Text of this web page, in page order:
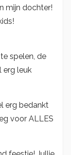
mijn dochter!
spelen, de
erg leuk
erg bedankt
voor ALLES